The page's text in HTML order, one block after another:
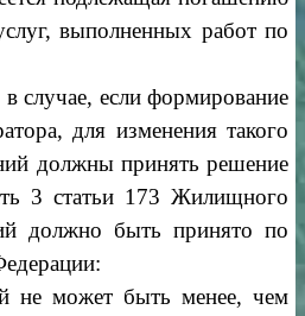
выполненных работ по
случае, если формирование
для изменения такого
должны принять решение
3 статьи 173 Жилищного
должно быть принято по
не может быть менее, чем